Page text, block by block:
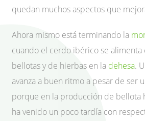
quedan muchos aspectos que
Ahora mismo está terminando la
cuando el cerdo ibérico se alimenta
bellotas y de hierbas en la dehesa.
avanza a buen ritmo a pesar de ser
porque en la producción de bellota
ha venido un poco tardía con